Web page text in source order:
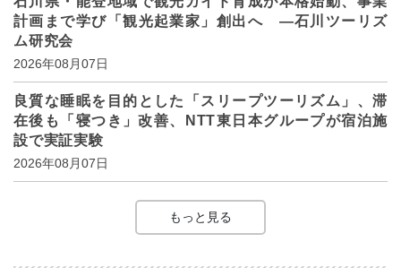
計画まで学び「観光起業家」創出へ ―石川ツーリズ
ム研究会
2026年08月07日
良質な睡眠を目的とした「スリープツーリズム」、滞
在後も「寝つき」改善、NTT東日本グループが宿泊施
設で実証実験
2026年08月07日
もっと見る